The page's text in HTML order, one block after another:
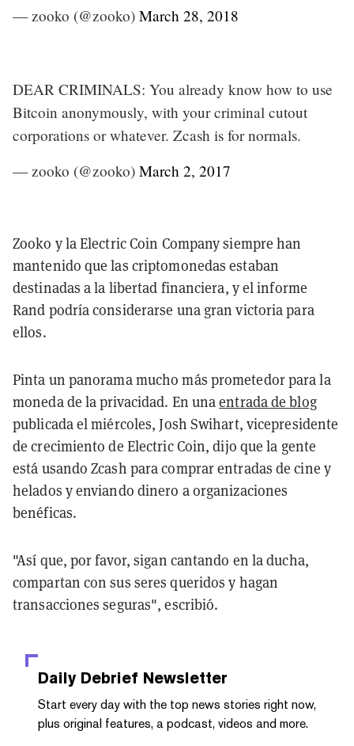
— zooko (@zooko) March 28, 2018
DEAR CRIMINALS: You already know how to use
Bitcoin anonymously, with your criminal cutout
corporations or whatever. Zcash is for normals.
— zooko (@zooko) March 2, 2017
Zooko y la Electric Coin Company siempre han
mantenido que las criptomonedas estaban
destinadas a la libertad financiera, y el informe
Rand podría considerarse una gran victoria para
ellos.
Pinta un panorama mucho más prometedor para la
moneda de la privacidad. En unaentrada de blog
publicada el miércoles, Josh Swihart, vicepresidente
de crecimiento de Electric Coin, dijo que la gente
está usando Zcash para comprar entradas de cine y
helados y enviando dinero a organizaciones
benéficas.
"Así que, por favor, sigan cantando en la ducha,
compartan con sus seres queridos y hagan
transacciones seguras", escribió.
Daily Debrief Newsletter
Start every day with the top news stories right now,
plus original features, a podcast, videos and more.